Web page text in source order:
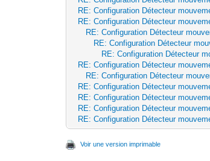
RE: Configuration Détecteur
RE: Configuration Détecteur
RE: Configuration Détecteur
RE: Configuration Détecteur
RE: Configuration Détecteur
RE: Configuration Détecteur
RE: Configuration Détecteur
RE: Configuration Détecteur
RE: Configuration Détecteur
RE: Configuration Détecteur
RE: Configuration Détecteur
Voir une version imprimable